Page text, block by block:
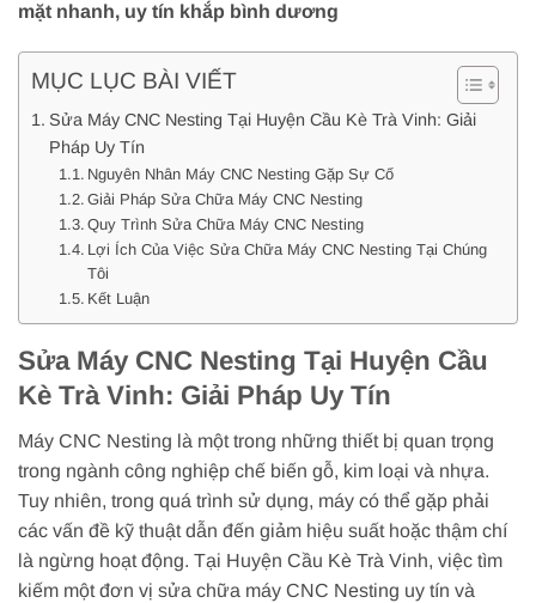
mặt nhanh, uy tín khắp bình dương
MỤC LỤC BÀI VIẾT
Sửa Máy CNC Nesting Tại Huyện Cầu Kè Trà Vinh: Giải
Pháp Uy Tín
Nguyên Nhân Máy CNC Nesting Gặp Sự Cố
Giải Pháp Sửa Chữa Máy CNC Nesting
Quy Trình Sửa Chữa Máy CNC Nesting
Lợi Ích Của Việc Sửa Chữa Máy CNC Nesting Tại Chúng
Tôi
Kết Luận
Sửa Máy CNC Nesting Tại Huyện Cầu
Kè Trà Vinh: Giải Pháp Uy Tín
Máy CNC Nesting là một trong những thiết bị quan trọng
trong ngành công nghiệp chế biến gỗ, kim loại và nhựa.
Tuy nhiên, trong quá trình sử dụng, máy có thể gặp phải
các vấn đề kỹ thuật dẫn đến giảm hiệu suất hoặc thậm chí
là ngừng hoạt động. Tại Huyện Cầu Kè Trà Vinh, việc tìm
kiếm một đơn vị sửa chữa máy CNC Nesting uy tín và